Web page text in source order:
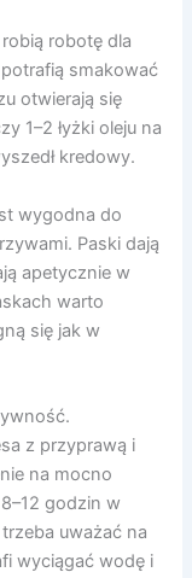
robotę dla
smakować
otwierają się
1–2 łyżki oleju na
kredowy.
wygodna do
Paski dają
apetycznie w
warto
się jak w
z przyprawą i
na mocno
godzin w
uważać na
wyciągać wodę i